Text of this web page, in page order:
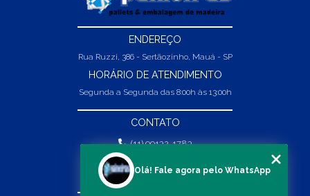
ENDEREÇO
Rua Ruzzi, 386 - Sertãozinho, Mauá - SP
HORÁRIO DE ATENDIMENTO
Segunda a Segunda das 8:00h às 13:00h
CONTATO
(11) 99132-1783
(11) 99132-1783
vendas@abpaineiras.com.br
Olá! Fale agora pelo WhatsApp